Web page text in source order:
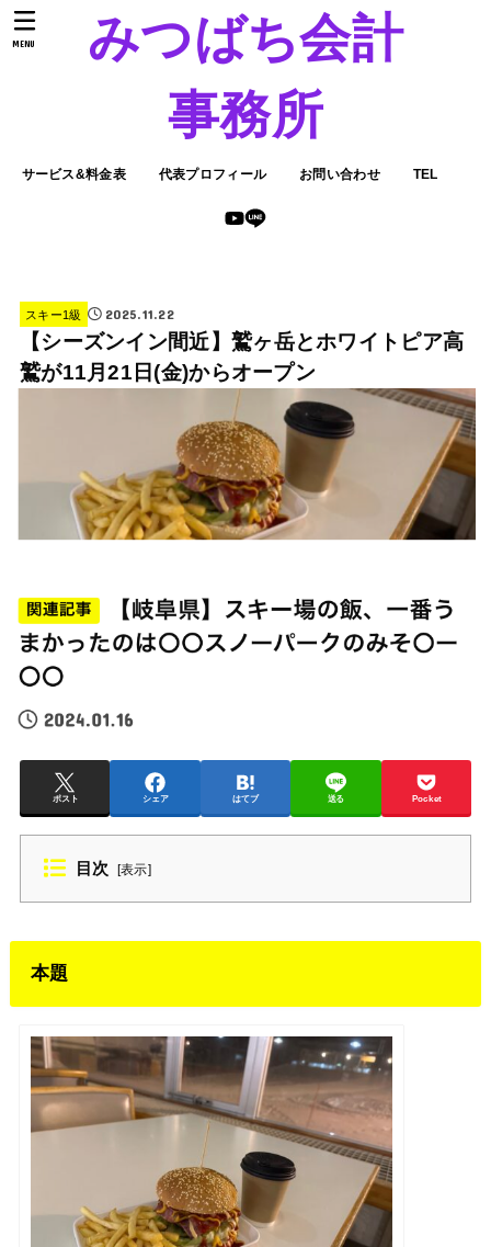
みつばち会計
事務所
サービス&料金表 代表プロフィール お問い合わせ TEL
MENU
スキー1級 2025.11.22
【シーズンイン間近】鷲ヶ岳とホワイトピア高
鷲が11月21日(金)からオープン
ポスト シェア はてブ 送る Pocket
目次 [表示]
本題